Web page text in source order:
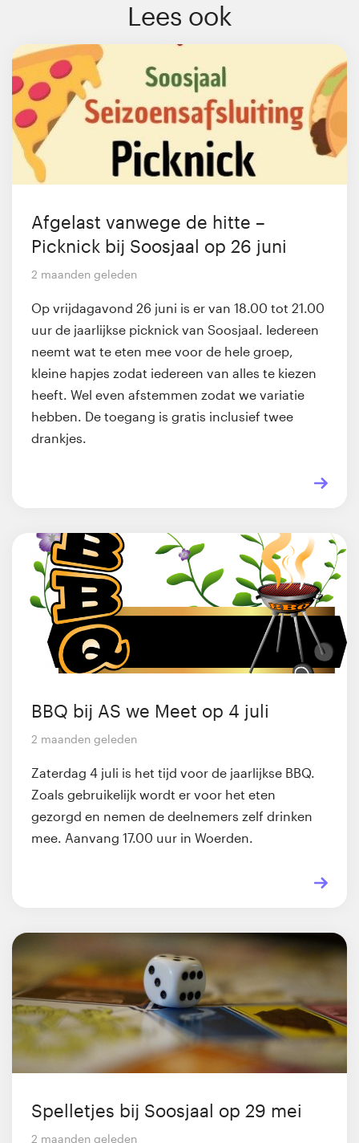
Lees ook
Afgelast vanwege de hitte –
Picknick bij Soosjaal op 26 juni
2 maanden geleden
Op vrijdagavond 26 juni is er van 18.00 tot 21.00
uur de jaarlijkse picknick van Soosjaal. Iedereen
neemt wat te eten mee voor de hele groep,
kleine hapjes zodat iedereen van alles te kiezen
heeft. Wel even afstemmen zodat we variatie
hebben. De toegang is gratis inclusief twee
drankjes.
BBQ bij AS we Meet op 4 juli
2 maanden geleden
Zaterdag 4 juli is het tijd voor de jaarlijkse BBQ.
Zoals gebruikelijk wordt er voor het eten
gezorgd en nemen de deelnemers zelf drinken
mee. Aanvang 17.00 uur in Woerden.
Spelletjes bij Soosjaal op 29 mei
2 maanden geleden